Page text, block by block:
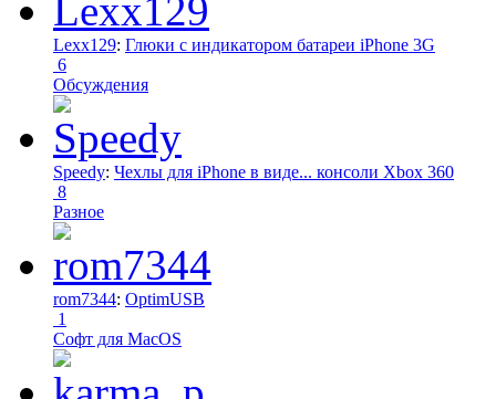
Lexx129: Глюки с индикатором батареи iPhone 3G
6
Обсуждения
Speedy: Чехлы для iPhone в виде... консоли Xbox 360
8
Разное
rom7344: OptimUSB
1
Софт для MacOS